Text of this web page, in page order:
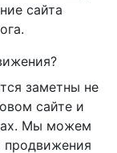
сайта
заметны не
сайте и
Мы можем
продвижения